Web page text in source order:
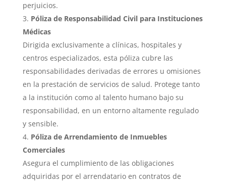
perjuicios.
Póliza de Responsabilidad Civil para Instituciones
Médicas
Dirigida exclusivamente a clínicas, hospitales y
centros especializados, esta póliza cubre las
responsabilidades derivadas de errores u omisiones
en la prestación de servicios de salud. Protege tanto
a la institución como al talento humano bajo su
responsabilidad, en un entorno altamente regulado
y sensible.
Póliza de Arrendamiento de Inmuebles
Comerciales
Asegura el cumplimiento de las obligaciones
adquiridas por el arrendatario en contratos de